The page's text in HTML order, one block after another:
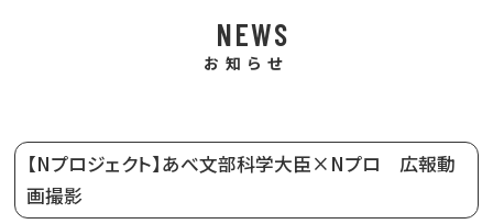
NEWS
お知らせ
【Nプロジェクト】あべ文部科学大臣×Nプロ 広報動
画撮影